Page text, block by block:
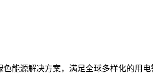
能源解决方案，满足全球多样化的用电